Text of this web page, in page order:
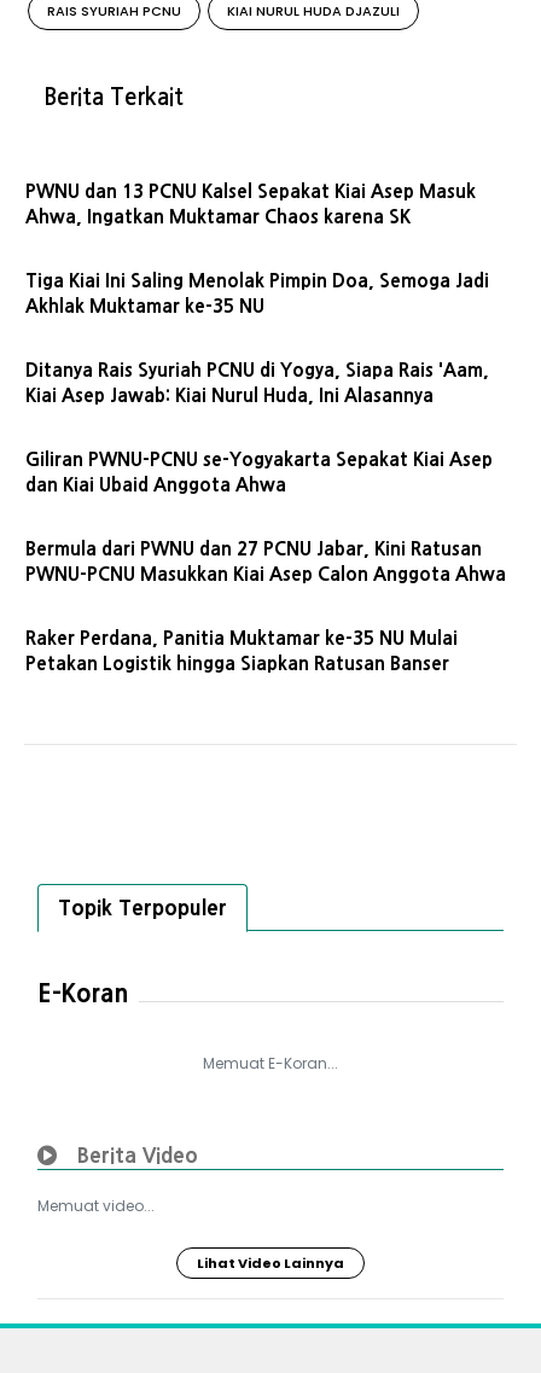
RAIS SYURIAH PCNU KIAI NURUL HUDA DJAZULI
Berita Terkait
PWNU dan 13 PCNU Kalsel Sepakat Kiai Asep Masuk
Ahwa, Ingatkan Muktamar Chaos karena SK
Tiga Kiai Ini Saling Menolak Pimpin Doa, Semoga Jadi
Akhlak Muktamar ke-35 NU
Ditanya Rais Syuriah PCNU di Yogya, Siapa Rais 'Aam,
Kiai Asep Jawab: Kiai Nurul Huda, Ini Alasannya
Giliran PWNU-PCNU se-Yogyakarta Sepakat Kiai Asep
dan Kiai Ubaid Anggota Ahwa
Bermula dari PWNU dan 27 PCNU Jabar, Kini Ratusan
PWNU-PCNU Masukkan Kiai Asep Calon Anggota Ahwa
Raker Perdana, Panitia Muktamar ke-35 NU Mulai
Petakan Logistik hingga Siapkan Ratusan Banser
Topik Terpopuler
E-Koran
Memuat E-Koran...
Berita Video
Memuat video...
Lihat Video Lainnya